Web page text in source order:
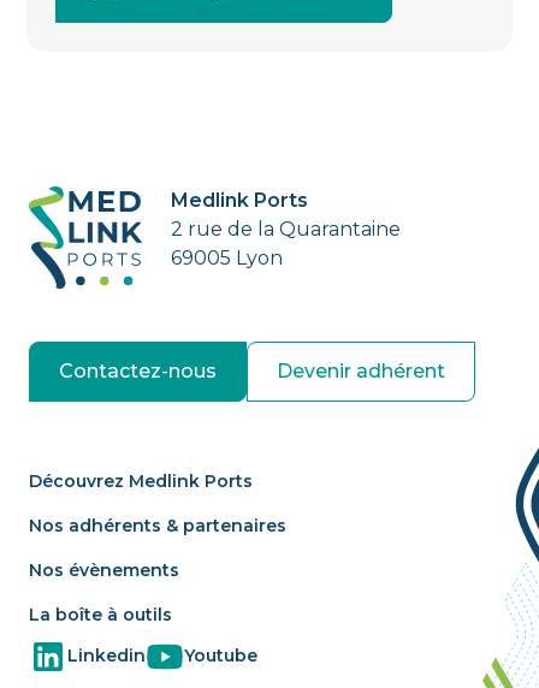
Medlink Ports
2 rue de la Quarantaine
69005 Lyon
Contactez-nous Devenir adhérent
Découvrez Medlink Ports
Nos adhérents & partenaires
Nos évènements
La boîte à outils
Linkedin
Youtube